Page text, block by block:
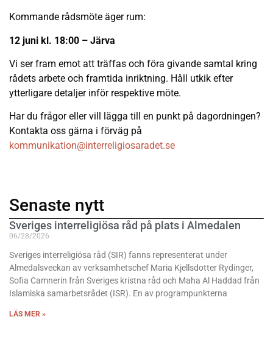
Kommande rådsmöte äger rum:
12 juni kl. 18:00 – Järva
Vi ser fram emot att träffas och föra givande samtal kring
rådets arbete och framtida inriktning. Håll utkik efter
ytterligare detaljer inför respektive möte.
Har du frågor eller vill lägga till en punkt på dagordningen?
Kontakta oss gärna i förväg på
kommunikation@interreligiosaradet.se
Senaste nytt
Sveriges interreligiösa råd på plats i Almedalen
06/28/2026
Sveriges interreligiösa råd (SIR) fanns representerat under
Almedalsveckan av verksamhetschef Maria Kjellsdotter Rydinger,
Sofia Camnerin från Sveriges kristna råd och Maha Al Haddad från
Islamiska samarbetsrådet (ISR). En av programpunkterna
LÄS MER »